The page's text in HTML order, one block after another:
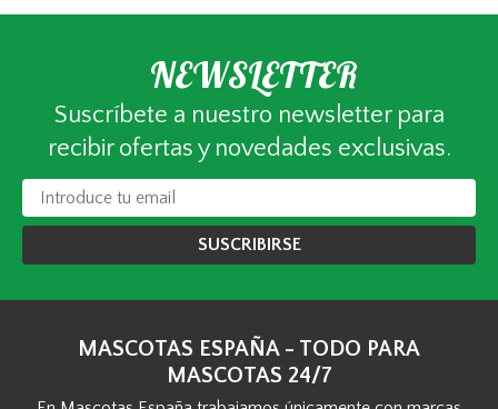
NEWSLETTER
Suscríbete a nuestro newsletter para
recibir ofertas y novedades exclusivas.
SUSCRIBIRSE
MASCOTAS ESPAÑA - TODO PARA
MASCOTAS 24/7